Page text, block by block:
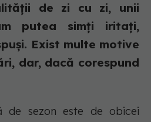
de zi cu zi, unii
putea simți iritați,
Exist multe motive
dar, dacă corespund
de sezon este de obicei